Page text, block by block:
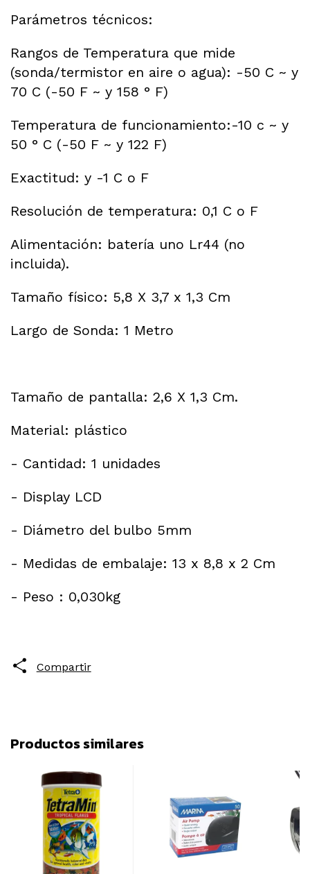
Parámetros técnicos:
Rangos de Temperatura que mide
(sonda/termistor en aire o agua): -50 C ~ y
70 C (-50 F ~ y 158 ° F)
Temperatura de funcionamiento:-10 c ~ y
50 ° C (-50 F ~ y 122 F)
Exactitud: y -1 C o F
Resolución de temperatura: 0,1 C o F
Alimentación: batería uno Lr44 (no
incluida).
Tamaño físico: 5,8 X 3,7 x 1,3 Cm
Largo de Sonda: 1 Metro
Tamaño de pantalla: 2,6 X 1,3 Cm.
Material: plástico
- Cantidad: 1 unidades
- Display LCD
- Diámetro del bulbo 5mm
- Medidas de embalaje: 13 x 8,8 x 2 Cm
- Peso : 0,030kg
Compartir
Productos similares